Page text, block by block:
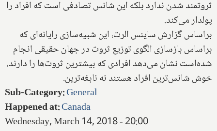
ثروتمند شدن ندارد بلکه این شانس تصادفی است که افراد را
پولدار می‌کند.
براساس گزارش ساینس الرت، این شبیه‌سازی رایانه‌ای كه
براساس بازسازی الگوی توزیع ثروت در جهان حقیقی انجام
شده‌است نشان می‌دهد افرادی كه بیشترین ثروت‌ها را دارند،
خوش شانس‌ترین افراد هستند نه نابغه‌ترین.
Sub-Category:General
Happened at:Canada
Wednesday, March 14, 2018 - 20:00